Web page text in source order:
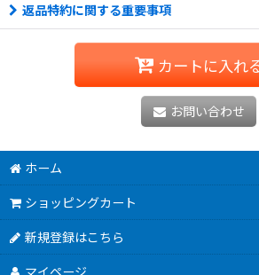
返品特約に関する重要事項
カートに入れ
お問い合わせ
ホーム
ショッピングカート
新規登録はこちら